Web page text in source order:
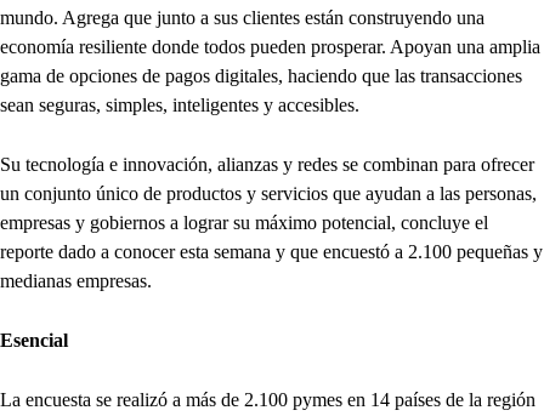
mundo. Agrega que junto a sus clientes están construyendo una
economía resiliente donde todos pueden prosperar. Apoyan una amplia
gama de opciones de pagos digitales, haciendo que las transacciones
sean seguras, simples, inteligentes y accesibles.
Su tecnología e innovación, alianzas y redes se combinan para ofrecer
un conjunto único de productos y servicios que ayudan a las personas,
empresas y gobiernos a lograr su máximo potencial, concluye el
reporte dado a conocer esta semana y que encuestó a 2.100 pequeñas y
medianas empresas.
Esencial
La encuesta se realizó a más de 2.100 pymes en 14 países de la región